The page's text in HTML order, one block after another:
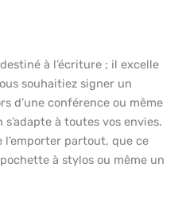
à l’écriture ; il excelle
souhaitiez signer un
d’une conférence ou même
à toutes vos envies.
partout, que ce
à stylos ou même un